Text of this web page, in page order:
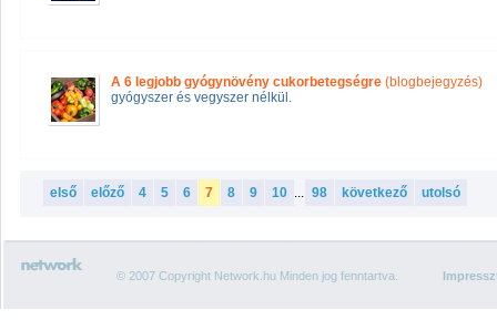
A 6 legjobb gyógynövény cukorbetegségre (blogbejegyzés)
gyógyszer és vegyszer nélkül.
első előző 4 5 6 7 8 9 10 ... 98 következő utolsó
© 2007 Copyright Network.hu Minden jog fenntartva.